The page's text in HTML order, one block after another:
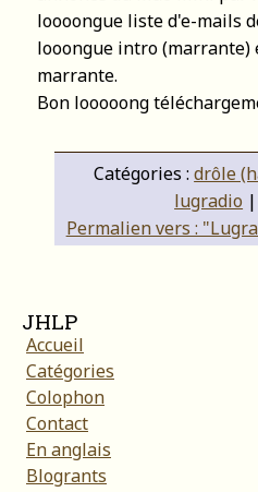
loooongue liste d'e-mails
looongue intro (marrante)
marrante.
Bon looooong
Catégories :drôle
lugradio |
Permalien vers :
JHLP
Accueil
Catégories
Colophon
Contact
En anglais
Blogrants